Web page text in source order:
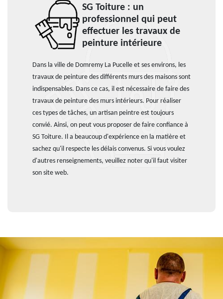
SG Toiture : un
professionnel qui peut
effectuer les travaux de
peinture intérieure
Dans la ville de Domremy La Pucelle et ses environs, les
travaux de peinture des différents murs des maisons sont
indispensables. Dans ce cas, il est nécessaire de faire des
travaux de peinture des murs intérieurs. Pour réaliser
ces types de tâches, un artisan peintre est toujours
convié. Ainsi, on peut vous proposer de faire confiance à
SG Toiture. Il a beaucoup d'expérience en la matière et
sachez qu'il respecte les délais convenus. Si vous voulez
d'autres renseignements, veuillez noter qu'il faut visiter
son site web.